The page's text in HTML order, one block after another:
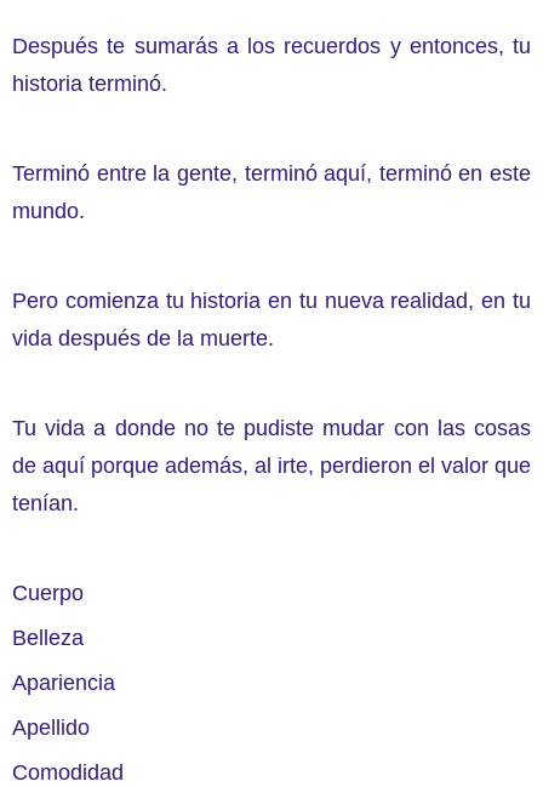
Después te sumarás a los recuerdos y entonces, tu
historia terminó.
Terminó entre la gente, terminó aquí, terminó en este
mundo.
Pero comienza tu historia en tu nueva realidad, en tu
vida después de la muerte.
Tu vida a donde no te pudiste mudar con las cosas
de aquí porque además, al irte, perdieron el valor que
tenían.
Cuerpo
Belleza
Apariencia
Apellido
Comodidad